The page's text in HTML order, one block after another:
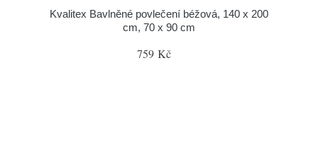
Kvalitex Bavlněné povlečení béžová, 140 x 200
cm, 70 x 90 cm
759 Kč